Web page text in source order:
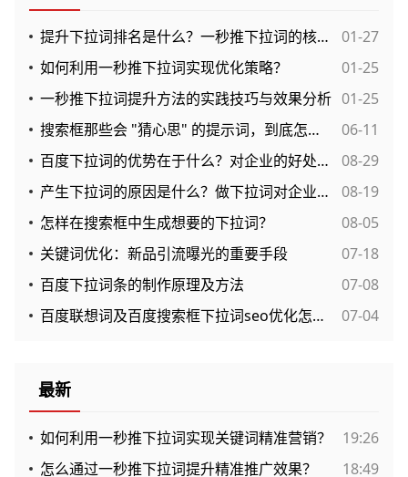
提升下拉词排名是什么？一秒推下拉词的核心优势是什么？
01-27
如何利用一秒推下拉词实现优化策略？
01-25
一秒推下拉词提升方法的实践技巧与效果分析 01-25
搜索框那些会 "猜心思" 的提示词，到底怎么用最顺手？
06-11
百度下拉词的优势在于什么？对企业的好处很多！
08-29
产生下拉词的原因是什么？做下拉词对企业有什么好处呢？
08-19
怎样在搜索框中生成想要的下拉词？
08-05
关键词优化：新品引流曝光的重要手段
07-18
百度下拉词条的制作原理及方法
07-08
百度联想词及百度搜索框下拉词seo优化怎么做？
07-04
最新
如何利用一秒推下拉词实现关键词精准营销？
19:26
怎么通过一秒推下拉词提升精准推广效果？
18:49